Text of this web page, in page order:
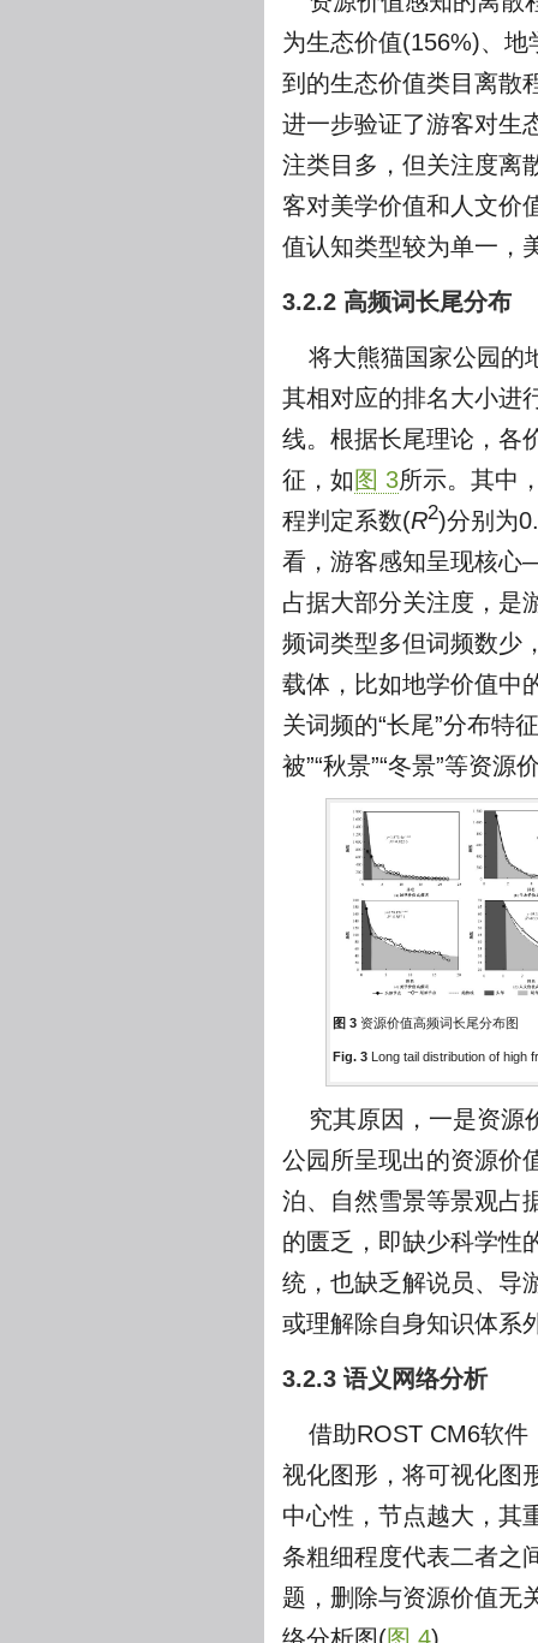
为生态价值(156%)、
到的生态价值类目离散
进一步验证了游客对生
注类目多，但关注度离
客对美学价值和人文价
值认知类型较为单一，
3.2.2 高频词长尾分布
将大熊猫国家公园的
其相对应的排名大小进
线。根据长尾理论，各
征，如 图 3所示。其中
程判定系数(R2)分别为
看，游客感知呈现核心
占据大部分关注度，是
频词类型多但词频数少
载体，比如地学价值中
关词频的“长尾”分布特
被”“秋景”“冬景”等资
图 3 资源价值高频词长尾分布图
Fig. 3 Long tail distribution of high
究其原因，一是资源
公园所呈现出的资源价
泊、自然雪景等景观占
的匮乏，即缺少科学性
统，也缺乏解说员、导
或理解除自身知识体系
3.2.3 语义网络分析
借助ROST CM6软
视化图形，将可视化图
中心性，节点越大，其
条粗细程度代表二者之
题，删除与资源价值无